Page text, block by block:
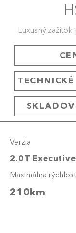
Luxusný
Verzia
2.0T Executive
Maximálna rýchlosť
210km